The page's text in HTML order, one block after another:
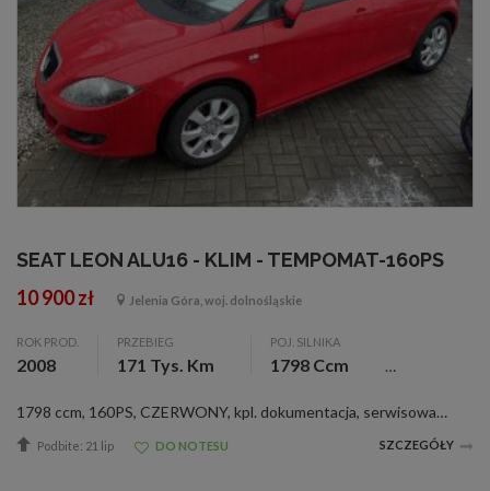
SEAT LEON ALU16 - KLIM - TEMPOMAT-160PS
10 900 zł Jelenia Góra, woj. dolnośląskie
ROK PROD.
2008
PRZEBIEG
171 Tys. Km
POJ. SILNIKA
1798 Ccm
1798 ccm, 160PS, CZERWONY, kpl. dokumentacja, serwisowany, sprowadzony, ABS, alum. felgi 16, asystent park., c. zamek, el. otw. szyby (4), el. reg. lusterka, ESP, immobilizer, klimatyzacja, komputer pokł., 8 pod. pow., tempomat, wspom. kier.,
Podbite: 21 lip DO NOTESU SZCZEGÓŁY